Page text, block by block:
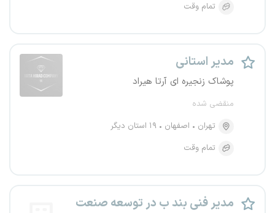
تمام وقت
مدیر استانی
پوشاک زنجیره ای آرتا هیراد
منقضی شده
تهران
اصفهان
۱۹ استان دیگر
تمام وقت
مدیر فنی بند ب در توسعه صنعت